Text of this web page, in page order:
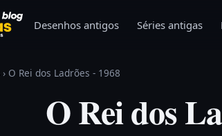
Desenhos antigos Séries antigas
› O Rei dos Ladrões - 1968
O Rei dos